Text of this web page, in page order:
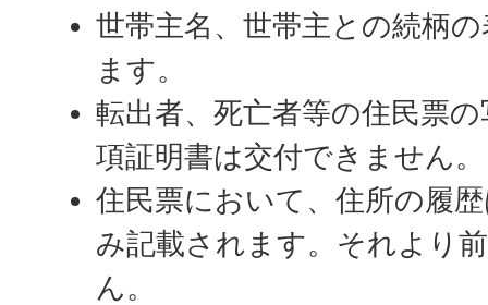
世帯主名、世帯主との続柄
ます。
転出者、死亡者等の住民票
項証明書は交付できません。
住民票において、住所の履
み記載されます。それより
ん。